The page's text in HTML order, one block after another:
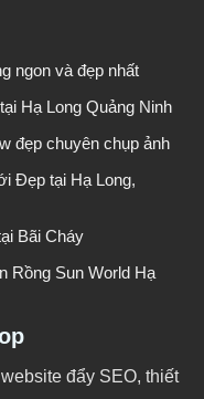
ngon và đẹp nhất
Hạ Long Quảng Ninh
đẹp chuyên chụp ảnh
Đẹp tại Hạ Long,
Bãi Cháy
Rồng Sun World Hạ
đẩy SEO, thiết